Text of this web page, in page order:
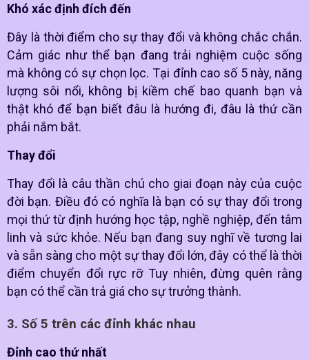
Khó xác định đích đến
Đây là thời điểm cho sự thay đổi và không chắc chắn.
Cảm giác như thể bạn đang trải nghiệm cuộc sống
mà không có sự chọn lọc. Tại đỉnh cao số 5 này, năng
lượng sôi nổi, không bị kiềm chế bao quanh bạn và
thật khó để bạn biết đâu là hướng đi, đâu là thứ cần
phải nắm bắt.
Thay đổi
Thay đổi là câu thần chú cho giai đoạn này của cuộc
đời bạn. Điều đó có nghĩa là bạn có sự thay đổi trong
mọi thứ từ định hướng học tập, nghề nghiệp, đến tâm
linh và sức khỏe. Nếu bạn đang suy nghĩ về tương lai
và sẵn sàng cho một sự thay đổi lớn, đây có thể là thời
điểm chuyển đổi rực rỡ Tuy nhiên, đừng quên rằng
bạn có thể cần trả giá cho sự trưởng thành.
3. Số 5 trên các đỉnh khác nhau
Đỉnh cao thứ nhất